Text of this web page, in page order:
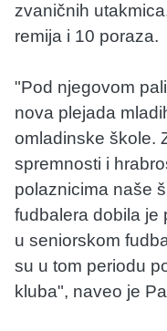
zvaničnih
remija i 10 poraza.
"Pod njegovom
nova plejada
omladinske škole.
spremnosti i
polaznicima naše
fudbalera dobila je
u seniorskom
su u tom periodu
kluba", naveo je